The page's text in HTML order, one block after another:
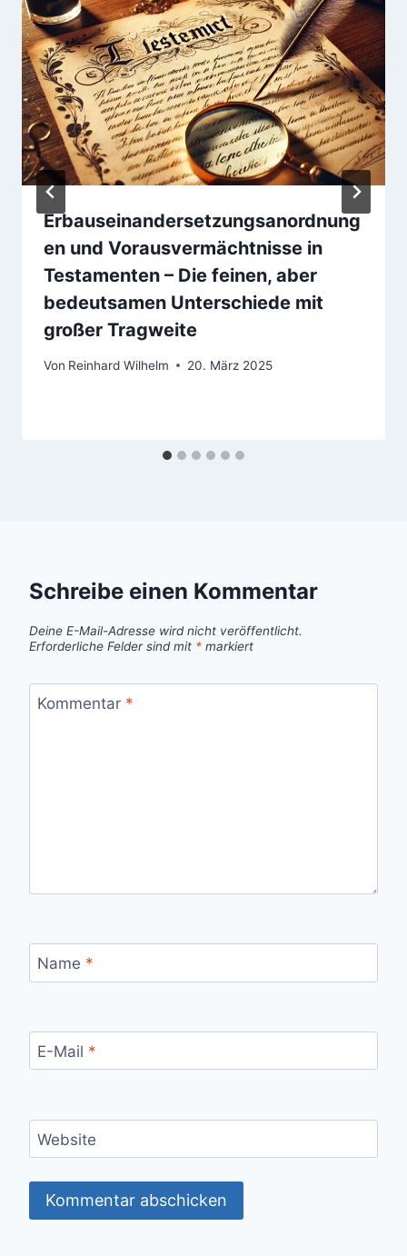
Erbauseinandersetzungsanordnung
en und Vorausvermächtnisse in
Testamenten – Die feinen, aber
bedeutsamen Unterschiede mit
großer Tragweite
Von Reinhard Wilhelm 20. März 2025
Schreibe einen Kommentar
Deine E-Mail-Adresse wird nicht veröffentlicht.
Erforderliche Felder sind mit * markiert
Kommentar *
Name *
E-Mail *
Website